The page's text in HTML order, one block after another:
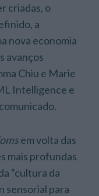
criadas, o
a
nova economia
avanços
Chiu e Marie
Intelligence e
em volta das
mais profundas
“cultura da
sensorial para